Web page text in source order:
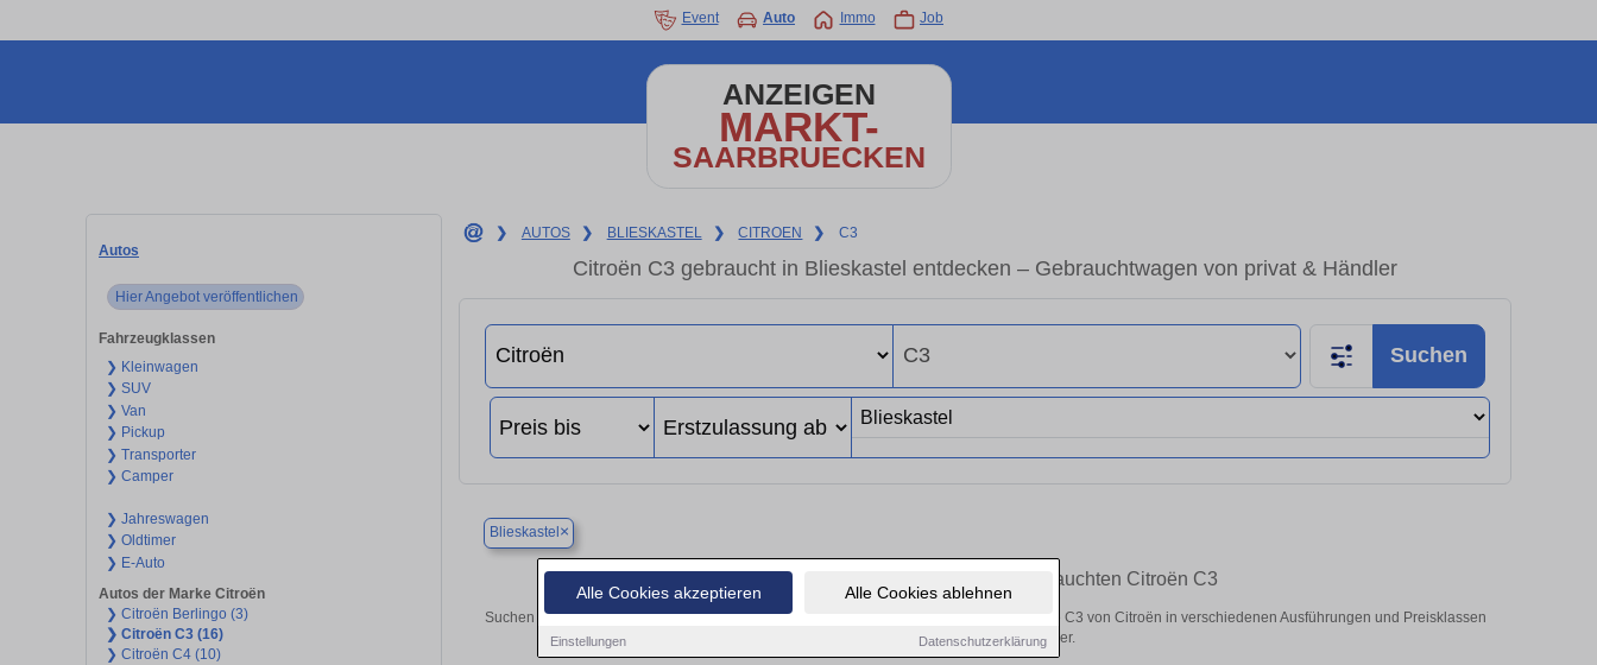
Alle Cookies akzeptieren Alle Cookies ablehnen
Einstellungen Datenschutzerklärung
Event Auto Immo Job
ANZEIGEN
MARKT-
SAARBRUECKEN
Autos
Hier Angebot veröffentlichen
Fahrzeugklassen
❯ Kleinwagen
❯ SUV
❯ Van
❯ Pickup
❯ Transporter
❯ Camper
❯ Jahreswagen
❯ Oldtimer
❯ E-Auto
Autos der Marke Citroën
❯ Citroën Berlingo (3)
❯ Citroën C3 (16)
❯ Citroën C4 (10)
❯ AUTOS ❯ BLIESKASTEL ❯ CITROEN ❯ C3
Citroën C3 gebraucht in Blieskastel entdecken – Gebrauchtwagen von privat & Händler
Suchen
Blieskastel ×
Finden Sie in Blieskastel Ihren gebrauchten Citroën C3
Suchen Sie in Blieskastel einen Citroën C3 Gebrauchtwagen? Entdecken Sie gebrauchte C3 von Citroën in verschiedenen Ausführungen und Preisklassen
von privat und vom Händler.